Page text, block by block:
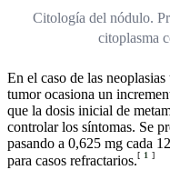
Citología del nódulo.
citoplasma
En el caso de las
tumor ocasiona un
que la dosis inicial de
controlar los síntomas. Se
pasando a 0,625 mg cada
para casos refractarios.[ 1 ]